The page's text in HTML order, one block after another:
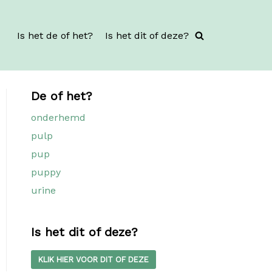
Is het de of het? Is het dit of deze?
De of het?
onderhemd
pulp
pup
puppy
urine
Is het dit of deze?
KLIK HIER VOOR DIT OF DEZE